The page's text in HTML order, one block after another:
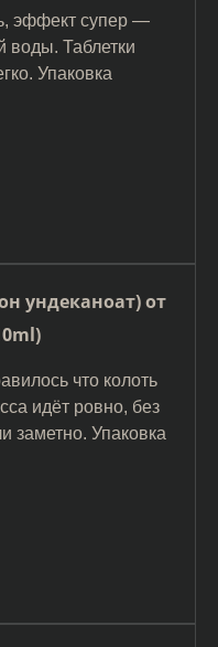
эффект супер —
Таблетки
Упаковка
ундеканоат) от
что колоть
идёт ровно, без
заметно. Упаковка